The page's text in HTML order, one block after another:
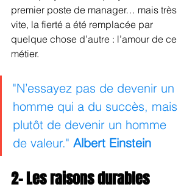
premier poste de manager… mais très
vite, la fierté a été remplacée par
quelque chose d’autre : l’amour de ce
métier.
"N’essayez pas de devenir un
homme qui a du succès, mais
plutôt de devenir un homme
de valeur." Albert Einstein
2- Les raisons durables